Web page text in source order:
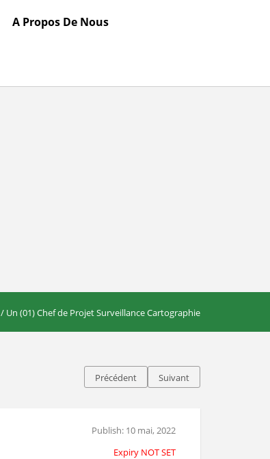
A Propos De Nous
/ Un (01) Chef de Projet Surveillance Cartographie
Précédent Suivant
Publish: 10 mai, 2022
Expiry NOT SET